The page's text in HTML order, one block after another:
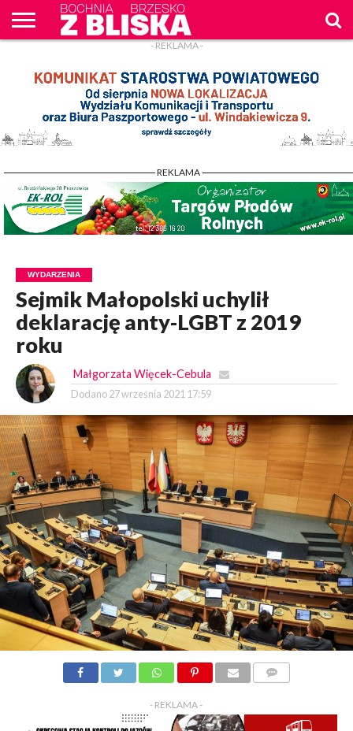
WPROST
REKLAM
- REKLAMA -
- REKLAMA -
WYDARZENIA
Sejmik Małopolski uchylił
deklarację anty-LGBT z 2019
roku
Małgorzata Więcek-Cebula
Dodano 27 września 2021 17:59
- REKLAMA -